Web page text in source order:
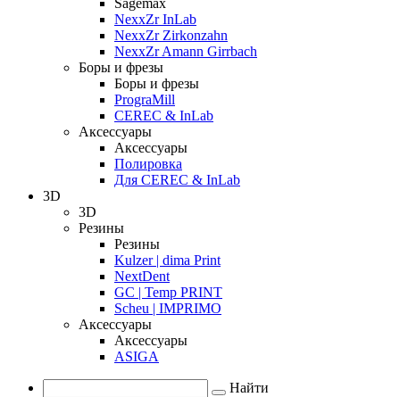
Sagemax
NexxZr InLab
NexxZr Zirkonzahn
NexxZr Amann Girrbach
Боры и фрезы
Боры и фрезы
PrograMill
CEREC & InLab
Аксессуары
Аксессуары
Полировка
Для CEREC & InLab
3D
3D
Резины
Резины
Kulzer | dima Print
NextDent
GC | Temp PRINT
Scheu | IMPRIMO
Аксессуары
Аксессуары
ASIGA
Найти